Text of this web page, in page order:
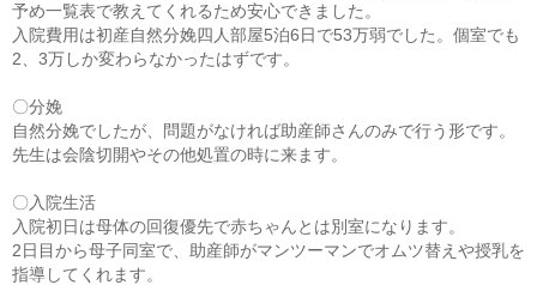
予め一覧表で教えてくれるため安心できました。
入院費用は初産自然分娩四人部屋5泊6日で53万弱でした。個室でも
2、3万しか変わらなかったはずです。
〇分娩
自然分娩でしたが、問題がなければ助産師さんのみで行う形です。
先生は会陰切開やその他処置の時に来ます。
〇入院生活
入院初日は母体の回復優先で赤ちゃんとは別室になります。
2日目から母子同室で、助産師がマンツーマンでオムツ替えや授乳を
指導してくれます。